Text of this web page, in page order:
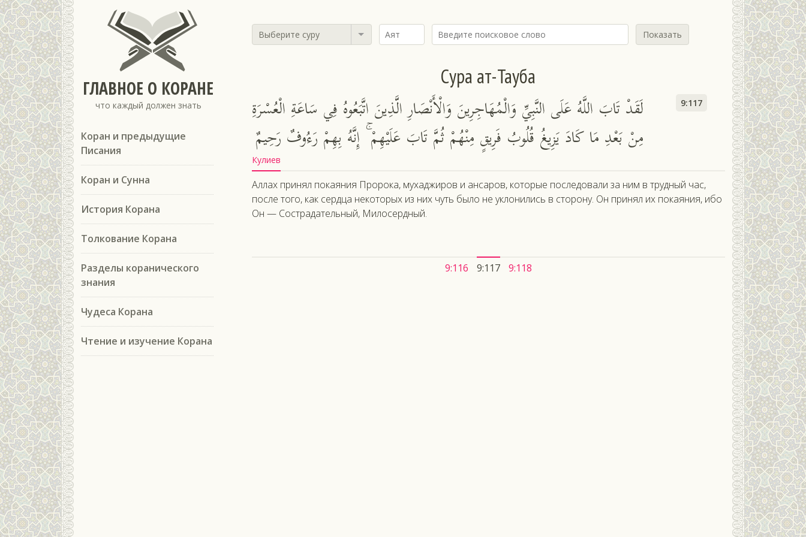
ГЛАВНОЕ О КОРАНЕ
что каждый должен знать
Коран и предыдущие
Писания
Коран и Сунна
История Корана
Толкование Корана
Разделы коранического
знания
Чудеса Корана
Чтение и изучение Корана
Выберите суру Показать
Сура ат-Тауба
لَقَدْ تَابَ اللَّهُ عَلَى النَّبِيِّ وَالْمُهَاجِرِينَ وَالْأَنْصَارِ الَّذِينَ اتَّبَعُوهُ فِي سَاعَةِ الْعُسْرَةِ
مِنْ بَعْدِ مَا كَادَ يَزِيغُ قُلُوبُ فَرِيقٍ مِنْهُمْ ثُمَّ تَابَ عَلَيْهِمْ ۚ إِنَّهُ بِهِمْ رَءُوفٌ رَحِيمٌ
9:117
Кулиев
Аллах принял покаяния Пророка, мухаджиров и ансаров, которые последовали за ним в трудный час,
после того, как сердца некоторых из них чуть было не уклонились в сторону. Он принял их покаяния, ибо
Он — Сострадательный, Милосердный.
9:116 9:117 9:118